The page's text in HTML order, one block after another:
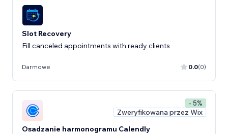
Slot Recovery
Fill canceled appointments with ready clients
Darmowe 0.0(0)
- 5%
Zweryfikowana przez Wix
Osadzanie harmonogramu Calendly